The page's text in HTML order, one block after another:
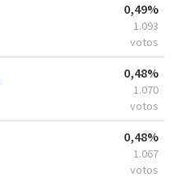
0,49%
1.093
votos
0,48%
1.070
votos
0,48%
1.067
votos